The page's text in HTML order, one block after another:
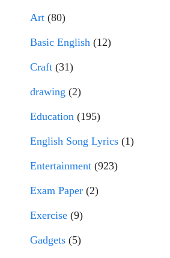
Art (80)
Basic English (12)
Craft (31)
drawing (2)
Education (195)
English Song Lyrics (1)
Entertainment (923)
Exam Paper (2)
Exercise (9)
Gadgets (5)